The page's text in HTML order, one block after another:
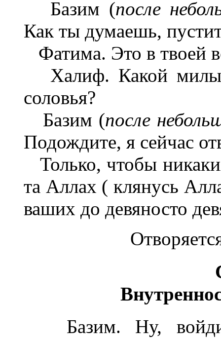
Базим (после
Как ты думаешь,
Фатима. Это в твоей
Халиф. Какой
соловья?
Базим (после
Подождите, я сейчас
Только, чтобы
та Аллах ( клянусь
ваших до девяносто
Базим. Ну,